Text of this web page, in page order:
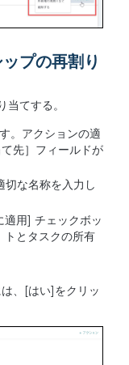
プの再割り
てする。
。アクションの適
先］フィールドが
切な名称を入力し
適用] チェックボッ
トとタスクの所有
、[はい]をクリッ